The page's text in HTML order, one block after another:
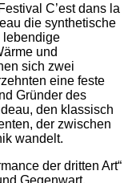
C’est dans la
die synthetische
lebendige
und
sich zwei
eine feste
Gründer des
den klassisch
der zwischen
wandelt.
der dritten Art“
Gegenwart,